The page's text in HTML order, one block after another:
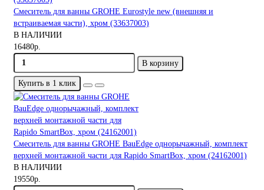
Смеситель для ванны GROHE Eurostyle new (внешняя и
встраиваемая части), хром (33637003)
В НАЛИЧИИ
16480р.
В корзину
Купить в 1 клик
Смеситель для ванны GROHE BauEdge однорычажный, комплект
верхней монтажной части для Rapido SmartBox, хром (24162001)
В НАЛИЧИИ
19550р.